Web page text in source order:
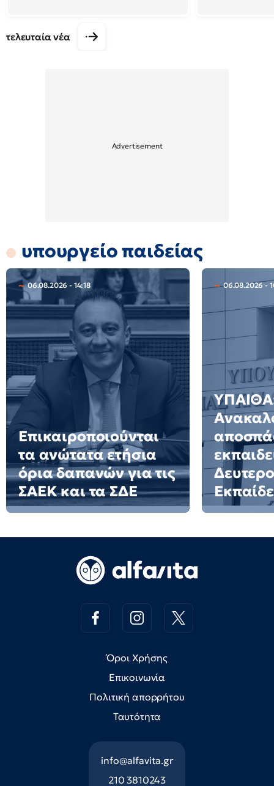
τελευταία νέα
υπουργείο παιδείας
06.08.2026 - 14:18
Επικαιροποιούνται
τα ανώτατα ετήσια
όρια δαπανών για τις
ΣΑΕΚ και τα ΣΔΕ
06.08.2026 -
Όροι Χρήσης
Επικοινωνία
Πολιτική απορρήτου
Ταυτότητα
info@alfavita.gr
210 3810243